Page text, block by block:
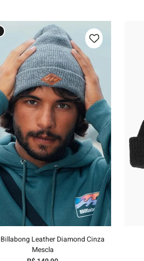
Adicionar ao carrinho
Leather Diamond Cinza
Mescla